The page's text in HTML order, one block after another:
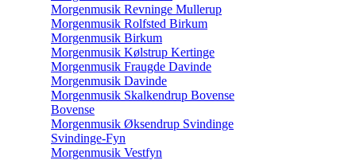
Morgenmusik Revninge Mullerup
Morgenmusik Rolfsted Birkum
Morgenmusik Birkum
Morgenmusik Kølstrup Kertinge
Morgenmusik Fraugde Davinde
Morgenmusik Davinde
Morgenmusik Skalkendrup Bovense
Bovense
Morgenmusik Øksendrup Svindinge
Svindinge-Fyn
Morgenmusik Vestfyn